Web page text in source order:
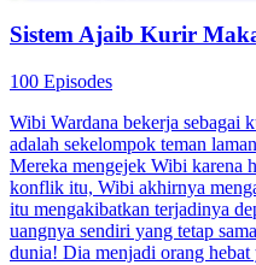
Sistem Ajaib Kurir
100 Episodes
Wibi Wardana bekerja sebagai
adalah sekelompok teman
Mereka mengejek Wibi karena
konflik itu, Wibi akhirnya
itu mengakibatkan terjadinya
uangnya sendiri yang tetap
dunia! Dia menjadi orang hebat